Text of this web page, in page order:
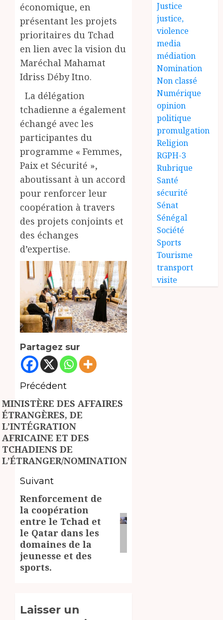
économique, en
présentant les projets
prioritaires du Tchad
en lien avec la vision du
Maréchal Mahamat
Idriss Déby Itno.
La délégation
tchadienne a également
échangé avec les
participantes du
programme « Femmes,
Paix et Sécurité »,
aboutissant à un accord
pour renforcer leur
coopération à travers
des projets conjoints et
des échanges
d’expertise.
Partagez sur
Navigation
d’article
Précédent
Article
précédent:
MINISTÈRE DES AFFAIRES
ÉTRANGÈRES, DE
L’INTÉGRATION
AFRICAINE ET DES
TCHADIENS DE
L’ÉTRANGER/NOMINATION
Suivant
Article
suivant:
Renforcement de
la coopération
entre le Tchad et
le Qatar dans les
domaines de la
jeunesse et des
sports.
Laisser un
Justice
justice,
violence
media
médiation
Nomination
Non classé
Numérique
opinion
politique
promulgation
Religion
RGPH-3
Rubrique
Santé
sécurité
Sénat
Sénégal
Société
Sports
Tourisme
transport
visite